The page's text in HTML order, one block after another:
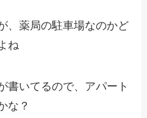
、薬局の駐車場なのかど
ね
書いてるので、アパート
な？